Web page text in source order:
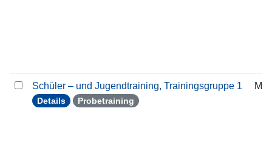
Schüler – und Jugendtraining, Trainingsgruppe 1
Details Probetraining